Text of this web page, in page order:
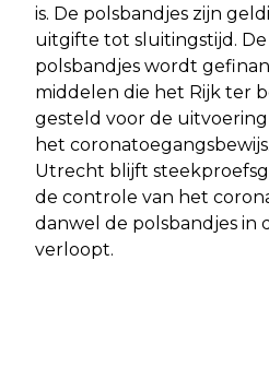
is. De polsbandjes zijn
uitgifte tot sluitingstijd.
polsbandjes wordt
middelen die het Rijk ter
gesteld voor de
het
Utrecht blijft
de controle van het
danwel de polsbandjes in
verloopt.